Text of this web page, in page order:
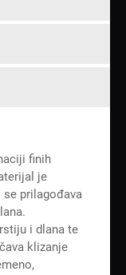
finih
je
prilagođava
i dlana te
klizanje